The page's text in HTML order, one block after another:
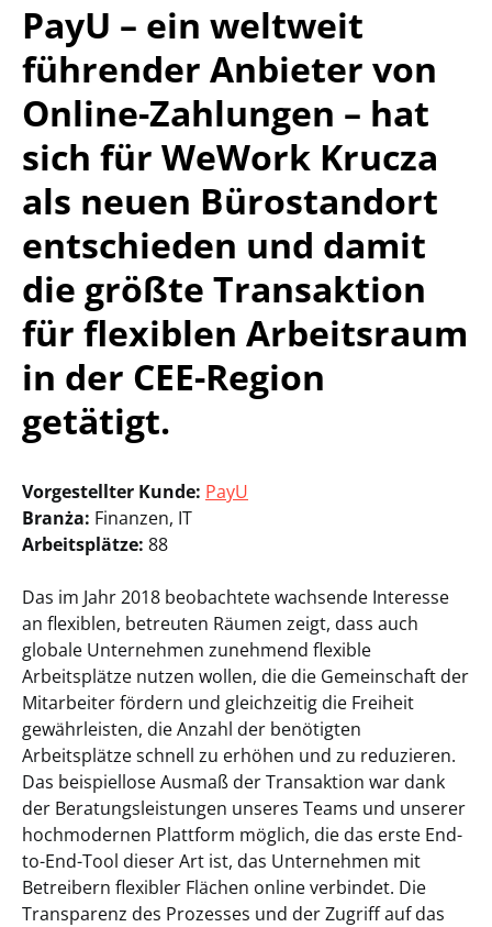
PayU – ein weltweit
führender Anbieter von
Online-Zahlungen – hat
sich für WeWork Krucza
als neuen Bürostandort
entschieden und damit
die größte Transaktion
für flexiblen Arbeitsraum
in der CEE-Region
getätigt.
Vorgestellter Kunde: PayU
Branża: Finanzen, IT
Arbeitsplätze: 88
Das im Jahr 2018 beobachtete wachsende Interesse
an flexiblen, betreuten Räumen zeigt, dass auch
globale Unternehmen zunehmend flexible
Arbeitsplätze nutzen wollen, die die Gemeinschaft der
Mitarbeiter fördern und gleichzeitig die Freiheit
gewährleisten, die Anzahl der benötigten
Arbeitsplätze schnell zu erhöhen und zu reduzieren.
Das beispiellose Ausmaß der Transaktion war dank
der Beratungsleistungen unseres Teams und unserer
hochmodernen Plattform möglich, die das erste End-
to-End-Tool dieser Art ist, das Unternehmen mit
Betreibern flexibler Flächen online verbindet. Die
Transparenz des Prozesses und der Zugriff auf das